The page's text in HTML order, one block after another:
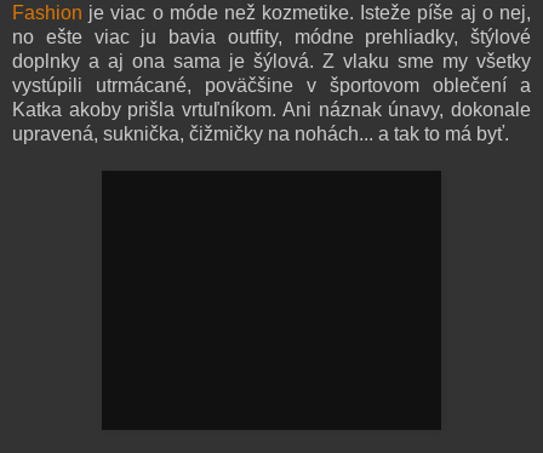
Fashion je viac o móde než kozmetike. Isteže píše aj o nej,
no ešte viac ju bavia outfity, módne prehliadky, štýlové
doplnky a aj ona sama je šýlová. Z vlaku sme my všetky
vystúpili utrmácané, poväčšine v športovom oblečení a
Katka akoby prišla vrtuľníkom. Ani náznak únavy, dokonale
upravená, suknička, čižmičky na nohách... a tak to má byť.